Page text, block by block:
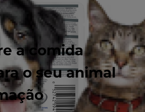
a comida
o seu animal